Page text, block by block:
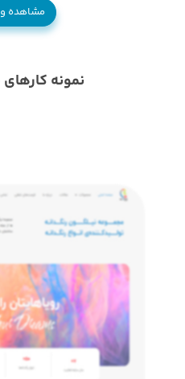
مشاهده
نمونه